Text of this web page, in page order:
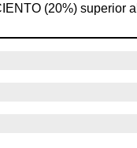
(20%) superior